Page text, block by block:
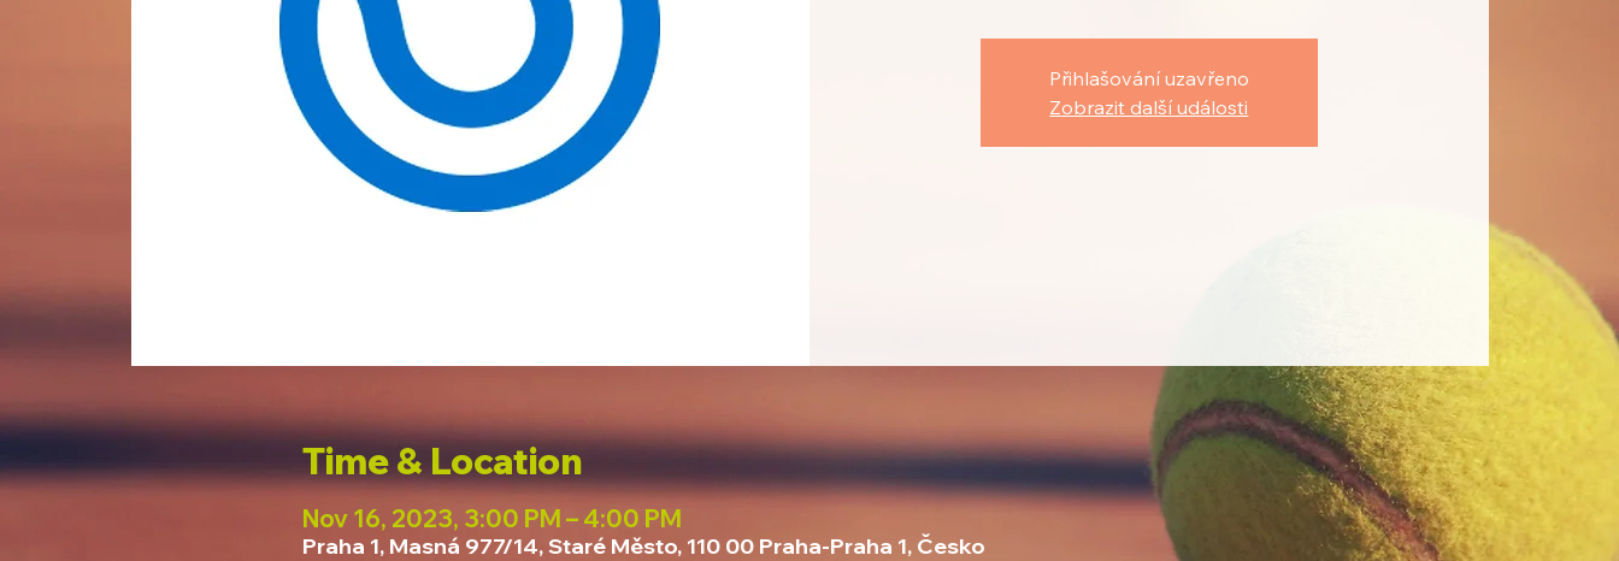
Přihlašování uzavřeno
Zobrazit další události
Time & Location
Nov 16, 2023, 3:00 PM – 4:00 PM
Praha 1, Masná 977/14, Staré Město, 110 00 Praha-Praha 1, Česko